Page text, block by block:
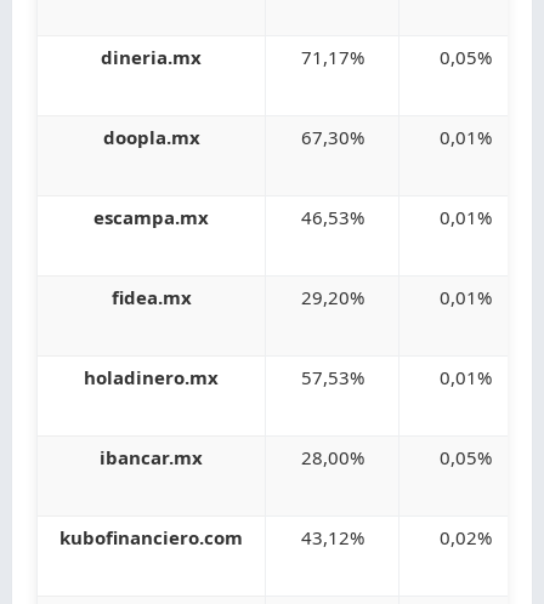
dineria.mx 71,17% 0,05%
doopla.mx 67,30% 0,01%
escampa.mx 46,53% 0,01%
fidea.mx 29,20% 0,01%
holadinero.mx 57,53% 0,01%
ibancar.mx 28,00% 0,05%
kubofinanciero.com 43,12% 0,02%